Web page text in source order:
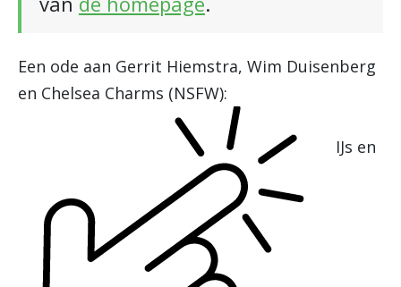
Een ode aan Gerrit Hiemstra, Wim Duisenberg
en Chelsea Charms (NSFW):
IJs en